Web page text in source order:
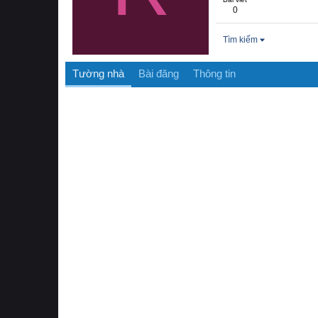
0
Tìm kiếm
Tường nhà Bài đăng Thông tin